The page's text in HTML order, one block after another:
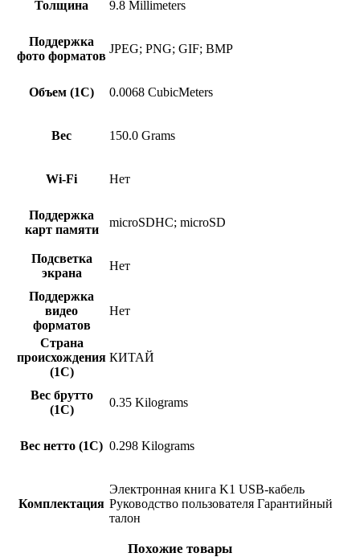
Толщина 9.8 Millimeters
Поддержка
фото форматов
JPEG; PNG; GIF; BMP
Объем (1С) 0.0068 CubicMeters
Вес 150.0 Grams
Wi-Fi Нет
Поддержка
карт памяти
microSDHC; microSD
Подсветка
экрана
Нет
Поддержка
видео
форматов
Нет
Страна
происхождения
(1С)
КИТАЙ
Вес брутто
(1С)
0.35 Kilograms
Вес нетто (1С) 0.298 Kilograms
Комплектация
Электронная книга K1 USB-кабель
Руководство пользователя Гарантийный
талон
Похожие товары